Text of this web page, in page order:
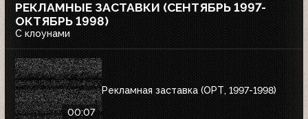
РЕКЛАМНЫЕ ЗАСТАВКИ (СЕНТЯБРЬ 1997-
ОКТЯБРЬ 1998)
С клоунами
00:07
Рекламная заставка (ОРТ, 1997-1998)